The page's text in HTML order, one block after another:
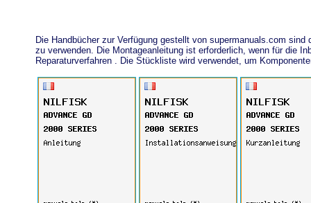
Die Handbücher zur Verfügung gestellt von supermanuals.com
zu verwenden. Die Montageanleitung ist erforderlich, wenn für die
Reparaturverfahren . Die Stückliste wird verwendet, um